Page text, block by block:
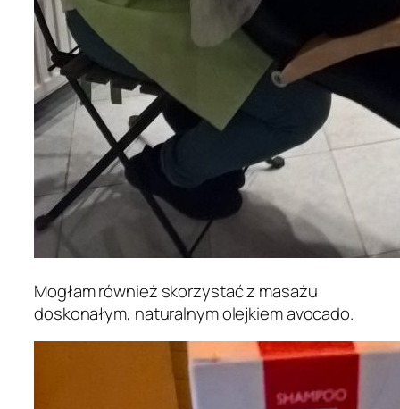
Mogłam również skorzystać z masażu
doskonałym, naturalnym olejkiem avocado.